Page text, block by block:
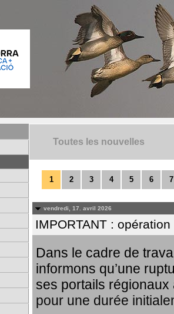
Toutes les nouvelles
1 2 3 4 5 6 7
vendredi, 17. avril 2026
IMPORTANT :
Dans le cadre de
informons qu’une
ses portails régionaux
pour une durée